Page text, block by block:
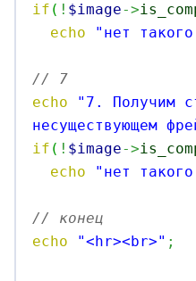
if ( ! $image->
echo
"нет
// 7
echo
"7. Получим
несуществующем
if ( ! $image->
echo
"нет
// конец
echo
"<hr><br>" ;